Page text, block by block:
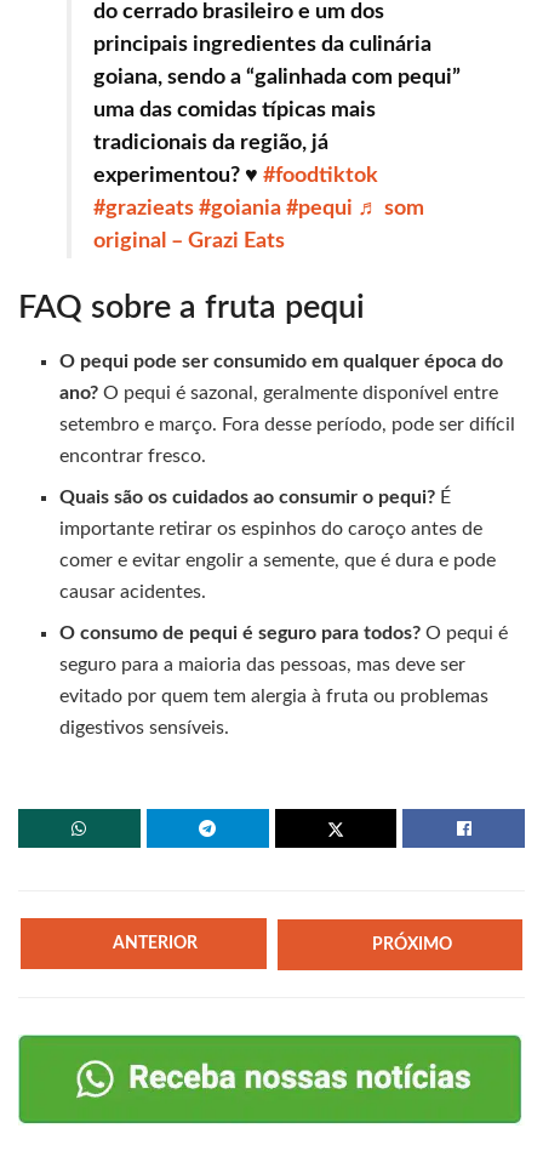
do cerrado brasileiro e um dos
principais ingredientes da culinária
goiana, sendo a “galinhada com pequi”
uma das comidas típicas mais
tradicionais da região, já
experimentou? ♥️ #foodtiktok
#grazieats #goiania #pequi ♬ som
original – Grazi Eats
FAQ sobre a fruta pequi
O pequi pode ser consumido em qualquer época do
ano? O pequi é sazonal, geralmente disponível entre
setembro e março. Fora desse período, pode ser difícil
encontrar fresco.
Quais são os cuidados ao consumir o pequi? É
importante retirar os espinhos do caroço antes de
comer e evitar engolir a semente, que é dura e pode
causar acidentes.
O consumo de pequi é seguro para todos? O pequi é
seguro para a maioria das pessoas, mas deve ser
evitado por quem tem alergia à fruta ou problemas
digestivos sensíveis.
ANTERIOR PRÓXIMO